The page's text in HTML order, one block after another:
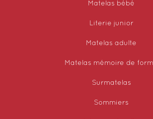
Matelas bébé
Literie junior
Matelas adulte
Matelas mémoire de
Surmatelas
Sommiers